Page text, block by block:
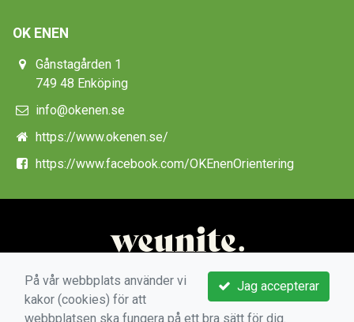
OK ENEN
Gånstagården 1
749 48 Enköping
info@okenen.se
https://www.okenen.se/
https://www.facebook.com/OKEnenOrientering
Jag accepterar
På vår webbplats använder vi
kakor (cookies) för att
webbplatsen ska fungera på ett bra sätt för dig.